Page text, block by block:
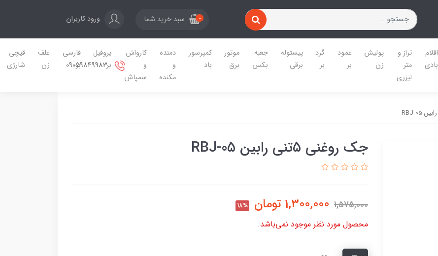
0 سبد خرید شما ورود کاربران
اقلام
بادی
تراز و
متر
لیزری
پولیش
زن
عمود
بر
گرد
بر
پیستوله
برقی
جعبه
بکس
موتور
برق
کمپرسور
باد
دمنده
و
مکنده
کارواش
و
سمپاش
پروفیل
بر
فارسی
بر
علف
زن
قیچی
شارژی
09059849983
جک روغنی 5تنی رابین RBJ-05
1,575,000
1,300,000 تومان 18%
محصول مورد نظر موجود نمی‌باشد.